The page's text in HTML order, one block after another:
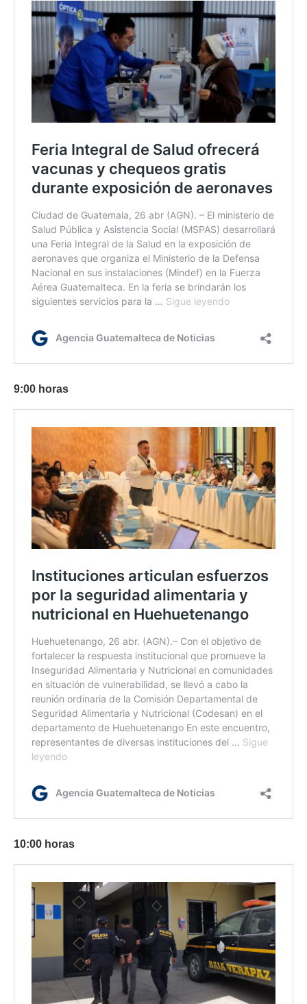
9:00 horas
10:00 horas